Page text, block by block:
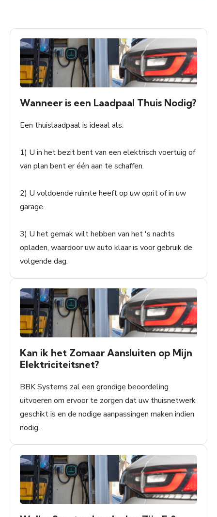
Wanneer is een Laadpaal Thuis Nodig?
Een thuislaadpaal is ideaal als:
1) U in het bezit bent van een elektrisch voertuig of
van plan bent er één aan te schaffen.
2) U voldoende ruimte heeft op uw oprit of in uw
garage.
3) U het gemak wilt hebben van het 's nachts
opladen, waardoor uw auto klaar is voor gebruik de
volgende dag.
Kan ik het Zomaar Aansluiten op Mijn
Elektriciteitsnet?
BBK Systems zal een grondige beoordeling
uitvoeren om ervoor te zorgen dat uw thuisnetwerk
geschikt is en de nodige aanpassingen maken indien
nodig.